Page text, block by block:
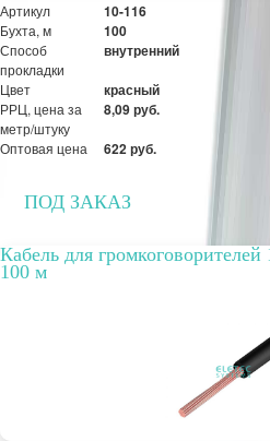
Артикул 10-116
Бухта, м 100
Способ
прокладки
внутренний
Цвет красный
РРЦ, цена за
метр/штуку
8,09 руб.
Оптовая цена 622 руб.
ПОД ЗАКАЗ
Кабель для
100 м